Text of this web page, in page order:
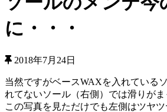
に・・・
2018年7月24日
当然ですがベースWAXを入れている
れてないソール（右側）では滑りがま
この写真を見ただけでも左側はツヤ